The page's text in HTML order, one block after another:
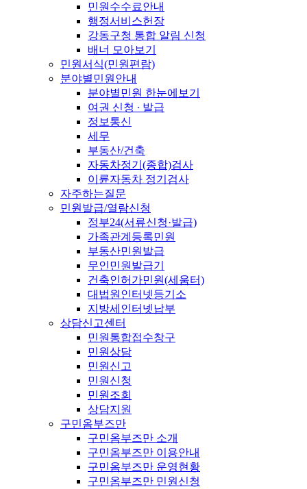
민원수수료안내
행정서비스헌장
강동구청 통합 알림 신청
배너 모아보기
민원서식(민원편람)
분야별민원안내
분야별민원 한눈에보기
여권 신청 ∙ 발급
정보통신
세무
부동산/건축
자동차정기(종합)검사
이륜자동차 정기검사
자주하는질문
민원발급/열람신청
정부24(서류신청·발급)
가족관계등록민원
부동산민원발급
무인민원발급기
건축인허가민원(세움터)
대법원인터넷등기소
지방세인터넷납부
상담신고센터
민원통합접수창구
민원상담
민원신고
민원신청
민원조회
상담지원
구민옴부즈만
구민옴부즈만 소개
구민옴부즈만 이용안내
구민옴부즈만 운영현황
구민옴부즈만 민원신청